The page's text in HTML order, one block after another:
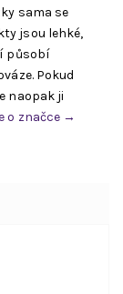
sama se
jsou lehké,
působí
Pokud
naopak ji
o značce →